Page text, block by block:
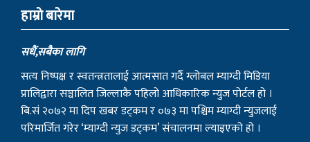
हाम्राे बारेमा
सधैं,सबैका लागि
सत्य निष्पक्ष र स्वतन्त्रतालाई आत्मसात गर्दै ग्लोबल म्याग्दी मिडिया
प्रालिद्वारा सञ्चालित जिल्लाकै पहिलो आधिकारिक न्युज पोर्टल हो ।
बि.सं २०७२ मा दिप खबर डट्कम र ०७३ मा पश्चिम म्याग्दी न्युजलाई
परिमार्जित गरेर ‘म्याग्दी न्युज डट्कम’ संचालनमा ल्याइएको हो ।